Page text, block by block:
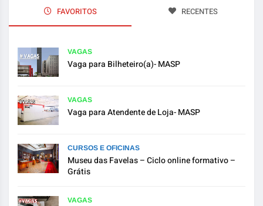
FAVORITOS RECENTES
VAGAS
Vaga para Bilheteiro(a)- MASP
VAGAS
Vaga para Atendente de Loja- MASP
CURSOS E OFICINAS
Museu das Favelas – Ciclo online formativo –
Grátis
VAGAS